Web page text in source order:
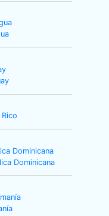
Dominicana
Dominicana